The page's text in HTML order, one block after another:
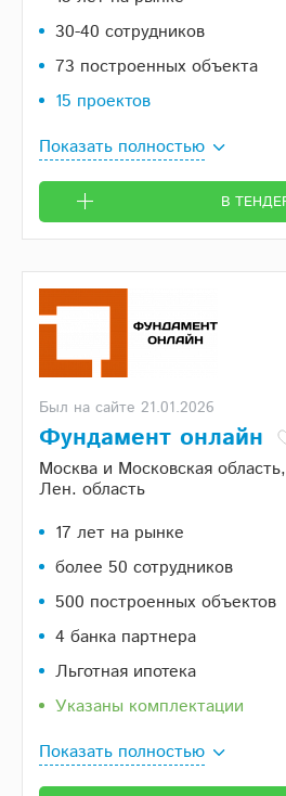
30-40 сотрудников
73 построенных объекта
15 проектов
Показать полностью
В
Был на сайте 21.01.2026
Фундамент онлайн
Москва и Московская
Лен. область
17 лет на рынке
более 50 сотрудников
500 построенных объектов
4 банка партнера
Льготная ипотека
Указаны комплектации
Показать полностью